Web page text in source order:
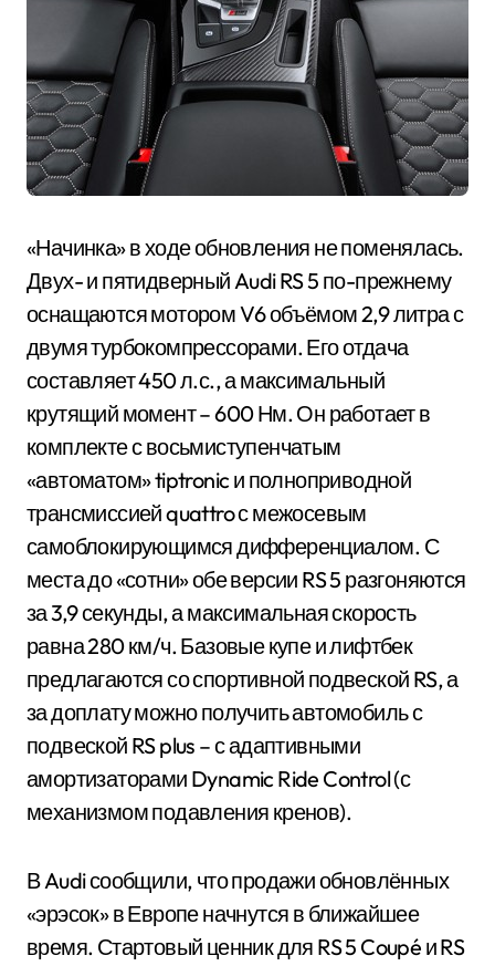
«Начинка» в ходе обновления не поменялась.
Двух- и пятидверный Audi RS 5 по-прежнему
оснащаются мотором V6 объёмом 2,9 литра с
двумя турбокомпрессорами. Его отдача
составляет 450 л.с., а максимальный
крутящий момент – 600 Нм. Он работает в
комплекте с восьмиступенчатым
«автоматом» tiptronic и полноприводной
трансмиссией quattro с межосевым
самоблокирующимся дифференциалом. С
места до «сотни» обе версии RS 5 разгоняются
за 3,9 секунды, а максимальная скорость
равна 280 км/ч. Базовые купе и лифтбек
предлагаются со спортивной подвеской RS, а
за доплату можно получить автомобиль с
подвеской RS plus – с адаптивными
амортизаторами Dynamic Ride Control (с
механизмом подавления кренов).
В Audi сообщили, что продажи обновлённых
«эрэсок» в Европе начнутся в ближайшее
время. Стартовый ценник для RS 5 Coupé и RS